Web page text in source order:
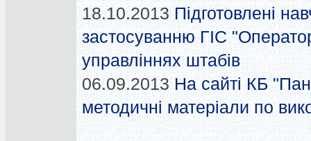
18.10.2013 Підготовлені
застосуванню ГІС
управліннях штабів
06.09.2013 На сайті КБ
методичні матеріали по